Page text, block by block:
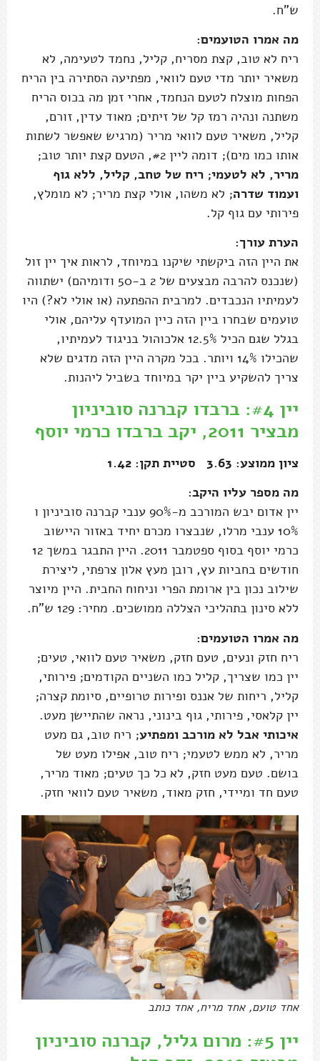
ש"ח.
מה אמרו הטועמים:
ריח לא טוב, קצת מסריח, קליל, נחמד לטעימה, לא
משאיר יותר מדי טעם לוואי, מפתיעה הסתירה בין הריח
הפחות מוצלח לטעם הנחמד, אחרי זמן מה בכוס הריח
משתנה ונהיה רמז קל של זיתים; מאוד עדין, זורם,
קליל, משאיר טעם לוואי מריר (מרגיש שאפשר לשתות
אותו כמו מים); דומה ליין #2, הטעם קצת יותר טוב;
מריר, לא לטעמי; ריח של טחב, קליל, ללא גוף
ועמוד שדרה; לא משהו, אולי קצת מריר; לא מומלץ,
פירותי עם גוף קל.
הערת עורך:
את היין הזה ביקשתי שיקנו במיוחד, לראות איך יין זול
(שנכנס להרבה מבצעים של 2 ב-50 ודומיהם) ישתווה
לעמיתיו הנכבדים. למרבית ההפתעה (או אולי לא?) היו
טועמים שבחרו ביין הזה כיין המועדף עליהם, אולי
בגלל שגם הכיל 12.5% אלכוהול בניגוד לעמיתיו,
שהכילו 14% ויותר. בכל מקרה היין הזה מדגים שלא
צריך להשקיע ביין יקר במיוחד בשביל ליהנות.
יין #4: ברבדו קברנה סוביניון
מבציר 2011, יקב ברבדו כרמי יוסף
ציון ממוצע: 3.63 סטיית תקן: 1.42
מה מספר עליו היקב:
יין אדום יבש המורכב מ-90% ענבי קברנה סוביניון ו
10% ענבי מרלו, שנבצרו מכרם יחיד באזור היישוב
כרמי יוסף בסוף ספטמבר 2011. היין התבגר במשך 12
חודשים בחביות עץ, רובן מעץ אלון צרפתי, ליצירת
שילוב נכון בין ארומת הפרי וניחוח החבית. היין מיוצר
ללא סינון בתהליכי הצללה ממושכים. מחיר: 129 ש"ח.
מה אמרו הטועמים:
ריח חזק ונעים, טעם חזק, משאיר טעם לוואי, טעים;
יין כמו שצריך, קליל כמו השניים הקודמים; פירותי,
קליל, ריחות של אננס ופירות טרופיים, סיומת קצרה;
יין קלאסי, פירותי, גוף בינוני, נראה שהתיישן מעט.
איכותי אבל לא מורכב ומפתיע; ריח טוב, גם מעט
מריר, לא ממש לטעמי; ריח טוב, אפילו מעט של
בושם. טעם מעט חזק, לא כל כך טעים; מאוד מריר,
טעם חד ומיידי, חזק מאוד, משאיר טעם לוואי חזק.
אחד טועם, אחד מריח, אחד כותב
יין #5: מרום גליל, קברנה סוביניון